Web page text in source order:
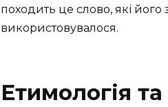
походить це слово, які його
використовувалося.
Етимологія